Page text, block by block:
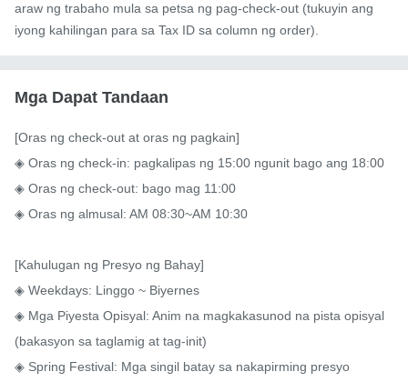
araw ng trabaho mula sa petsa ng pag-check-out (tukuyin ang
iyong kahilingan para sa Tax ID sa column ng order).
Mga Dapat Tandaan
[Oras ng check-out at oras ng pagkain]
◈ Oras ng check-in: pagkalipas ng 15:00 ngunit bago ang 18:00
◈ Oras ng check-out: bago mag 11:00
◈ Oras ng almusal: AM 08:30~AM 10:30
[Kahulugan ng Presyo ng Bahay]
◈ Weekdays: Linggo ~ Biyernes
◈ Mga Piyesta Opisyal: Anim na magkakasunod na pista opisyal
(bakasyon sa taglamig at tag-init)
◈ Spring Festival: Mga singil batay sa nakapirming presyo